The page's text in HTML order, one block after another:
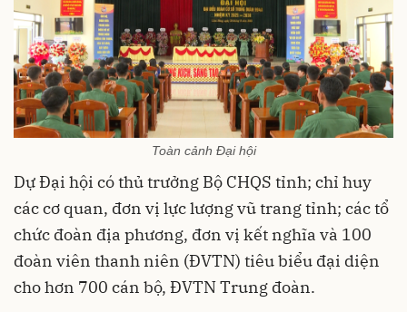
Toàn cảnh Đại hội
Dự Đại hội có thủ trưởng Bộ CHQS tỉnh; chỉ huy
các cơ quan, đơn vị lực lượng vũ trang tỉnh; các tổ
chức đoàn địa phương, đơn vị kết nghĩa và 100
đoàn viên thanh niên (ĐVTN) tiêu biểu đại diện
cho hơn 700 cán bộ, ĐVTN Trung đoàn.